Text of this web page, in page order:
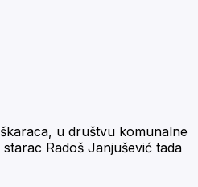
u društvu komunalne
Radoš Janjušević tada